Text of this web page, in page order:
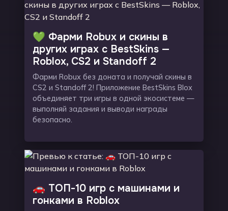
💚 Фарми Robux и скины в
других играх с BestSkins —
Roblox, CS2 и Standoff 2
Фарми Robux без доната и получай скины в
CS2 и Standoff 2! Приложение BestSkins Blox
объединяет три игры в одной экосистеме —
выполняй задания и выводи награды
безопасно.
🚗 ТОП-10 игр с машинами и
гонками в Roblox